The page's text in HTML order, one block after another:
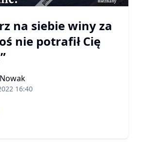
na siebie winy za
nie potrafił Cię
16:40